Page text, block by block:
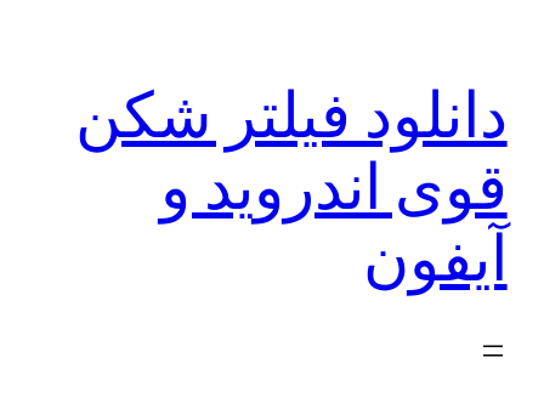
دانلود فیلتر شکن
قوی اندروید و
آیفون